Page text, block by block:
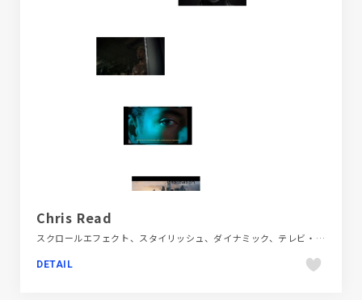
Chris Read
スクロールエフェクト、スタイリッシュ、ダイナミック、テレビ・アニメ・映画・芸能、デザイン・アート・音楽・文芸、ホワイト系、ポートフォリオ、モーション多め、大きめ写真、海外サイト
DETAIL